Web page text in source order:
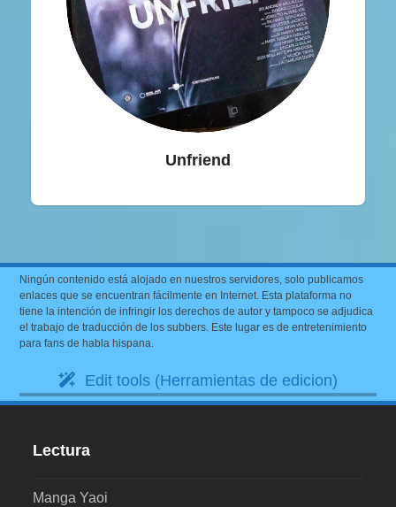
Unfriend
Ningún contenido está alojado en nuestros servidores, solo publicamos
enlaces que se encuentran fácilmente en Internet. Esta plataforma no
tiene la intención de infringir los derechos de autor y tampoco se adjudica
el trabajo de traducción de los subbers. Este lugar es de entretenimiento
para fans de habla hispana.
Edit tools (Herramientas de edicion)
Lectura
Manga Yaoi